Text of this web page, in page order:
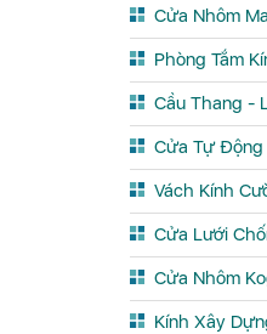
Cửa Nhôm
Phòng Tắm
Cầu Thang -
Cửa Tự Động
Vách Kính
Cửa Lưới
Cửa Nhôm
Kính Xây